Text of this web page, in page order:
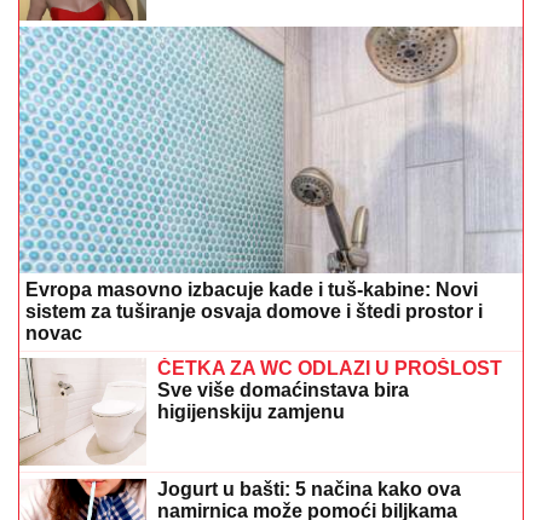
Evropa masovno izbacuje kade i tuš-kabine: Novi
sistem za tuširanje osvaja domove i štedi prostor i
novac
ČETKA ZA WC ODLAZI U PROŠLOST
Sve više domaćinstava bira
higijenskiju zamjenu
Jogurt u bašti: 5 načina kako ova
namirnica može pomoći biljkama